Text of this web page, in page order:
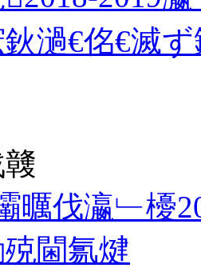
濄€佲€滅
曞伐瀛﹂櫌
閫氱煡